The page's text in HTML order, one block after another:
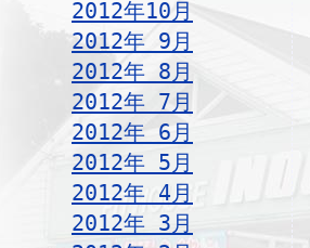
2012年10月
2012年 9月
2012年 8月
2012年 7月
2012年 6月
2012年 5月
2012年 4月
2012年 3月